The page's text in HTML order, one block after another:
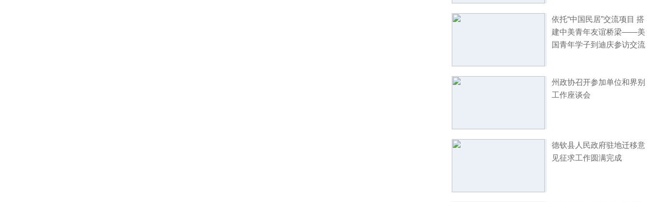
依托“中国民居”交流项目 搭
建中美青年友谊桥梁——美
国青年学子到迪庆参访交流
州政协召开参加单位和界别
工作座谈会
德钦县人民政府驻地迁移意
见征求工作圆满完成